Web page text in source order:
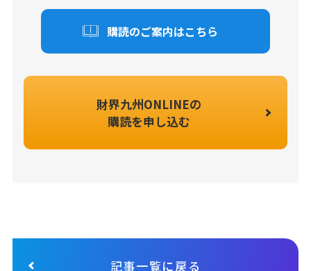
購読のご案内はこちら
財界九州ONLINEの
購読を申し込む
記事一覧に戻る